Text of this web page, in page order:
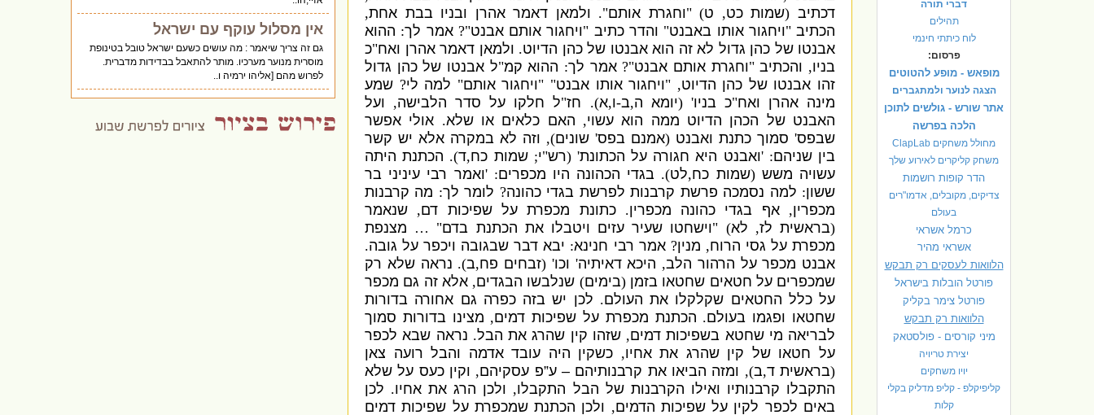
דברי תורה
תהילים
לוח כיתתי חינמי
פרסום:
מופאש - מופע להטוטים
הצגה לנוער ולמתגברים
אתר שורש - גולשים לתוכן
הלכה בפרשה
מחולל משחקים ClapLab
משחק קליקרים לאירוע שלך
הדר קופות רושמות
צדיקים, מקובלים, אדמו"רים
בעולם
כרמל אשראי
אשראי מהיר
הלוואות לעסקים רק תבקש
פורטל הובלות בישראל
פורטל צימר בקליק
הלוואות רק תבקש
מיני קורסים - פולסטאק
יצירת טריויה
יויו משחקים
קליפיקלפ - קליפ מדליק בקלי
קלות
דכתיב (שמות כט, ט) "וחגרת אותם". ולמאן דאמר אהרן ובניו בבת אחת,
הכתיב"ויחגור אותו באבנט" והדר כתיב "ויחגור אותם אבנט"?אמר לך: ההוא
אבנטו של כהן גדול לא זה הוא אבנטו של כהן הדיוט. ולמאן דאמר אהרן ואח"כ
בניו, והכתיב"וחגרת אותם אבנט"?אמר לך: ההוא קמ"ל אבנטו של כהן גדול
זהו אבנטו של כהן הדיוט, "ויחגור אותו אבנט" "ויחגור אותם" למה לי? שמע
מינה אהרן ואח"כ בניו' (יומא ה,ב-ו,א). חז"ל חלקו על סדר הלבישה, ועל
האבנט של הכהן הדיוט ממה הוא עשוי, האם כלאים או שלא. אולי אפשר
שבפס' סמוך כתנת ואבנט (אמנם בפס' שונים), וזה לא במקרה אלא יש קשר
בין שניהם: 'ואבנט היא חגורה על הכתונת' (רש"י;שמות כח,ד). הכתנת היתה
עשויה משש(שמות כח,לט). בגדי הכהונה היו מכפרים: 'ואמר רבי עיניני בר
ששון: למה נסמכה פרשת קרבנות לפרשת בגדי כהונה? לומר לך: מה קרבנות
מכפרין,אף בגדי כהונה מכפרין.כתונת מכפרת על שפיכות דם, שנאמר
(בראשית לז, לא) "וישחטו שעיר עזים ויטבלו את הכתנת בדם" … מצנפת
מכפרת על גסי הרוח, מנין?אמר רבי חנינא: יבא דבר שבגובה ויכפר על גובה.
אבנט מכפר על הרהור הלב, היכא דאיתיה' וכו' (זבחים פח,ב). נראה שלא רק
שמכפרים על חטאים שחטאו בזמן(בימים) שנלבשו הבגדים,אלא זה גם מכפר
על כלל החטאים שקלקלו את העולם. לכן יש בזה כפרה גם אחורה בדורות
שחטאו ופגמו בעולם. הכתנת מכפרת על שפיכות דמים, מצינו בדורות סמוך
לבריאה מי שחטא בשפיכות דמים,שזהו קין שהרג את הבל. נראה שבא לכפר
על חטאו של קין שהרג את אחיו, כשקין היה עובד אדמה והבל רועה צאן
(בראשית ד,ב), ומזה הביאו את קרבנותיהם – ע”פ עסקיהם, וקין כעס על שלא
התקבלו קרבנותיו ואילו הקרבנות של הבל התקבלו, ולכן הרג את אחיו. לכן
באים לכפר לקין על שפיכות הדמים, ולכן הכתנת שמכפרת על שפיכות דמים
אין מסלול עוקף עם ישראל
גם זה צריך שיאמר : מה עושים כשעם ישראל טובל בטינופת
מוסרית מנוער מערכיו. מותר להתאבל בבדידות מדברית.
לפרוש מהם [אליהו ירמיה ו..